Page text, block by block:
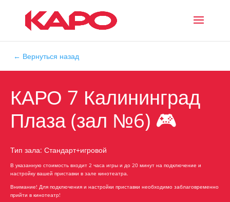
← Вернуться назад
КАРО 7 Калининград
Плаза (зал №6) 🎮
Тип зала: Стандарт+игровой
В указанную стоимость входит 2 часа игры и до 20 минут на подключение и
настройку вашей приставки в зале кинотеатра.
Внимание! Для подключения и настройки приставки необходимо заблаговременно
прийти в кинотеатр!